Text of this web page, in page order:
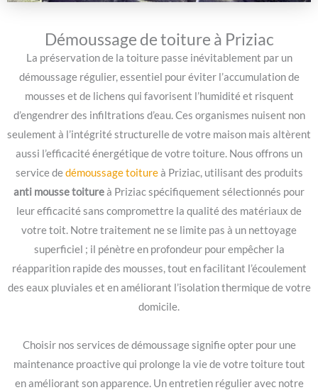
Démoussage de toiture à Priziac
La préservation de la toiture passe inévitablement par un
démoussage régulier, essentiel pour éviter l’accumulation de
mousses et de lichens qui favorisent l’humidité et risquent
d’engendrer des infiltrations d’eau. Ces organismes nuisent non
seulement à l’intégrité structurelle de votre maison mais altèrent
aussi l’efficacité énergétique de votre toiture. Nous offrons un
service dedémoussage toitureà Priziac, utilisant des produits
anti mousse toitureà Priziac spécifiquement sélectionnés pour
leur efficacité sans compromettre la qualité des matériaux de
votre toit. Notre traitement ne se limite pas à un nettoyage
superficiel ; il pénètre en profondeur pour empêcher la
réapparition rapide des mousses, tout en facilitant l’écoulement
des eaux pluviales et en améliorant l’isolation thermique de votre
domicile.
Choisir nos services de démoussage signifie opter pour une
maintenance proactive qui prolonge la vie de votre toiture tout
en améliorant son apparence. Un entretien régulier avec notre